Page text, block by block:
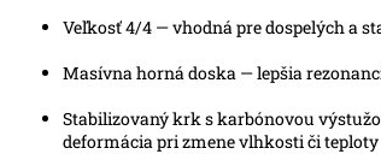
Veľkosť 4/4 — vhodná pre dospelých a
Masívna horná doska — lepšia
Stabilizovaný krk s karbónovou
deformácia pri zmene vlhkosti či teploty